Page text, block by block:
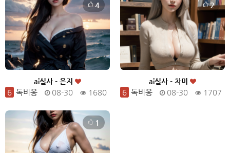
ai실사 - 은지
6 독비옹 08-30 1680
4
ai실사 - 차미
6 독비옹 08-30 1707
2
1